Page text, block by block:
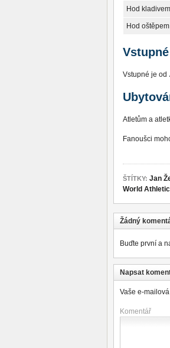
Hod kladivem
Hod oštěpem
Vstupné
Vstupné je od
Atletům a
Fanoušci
ŠTÍTKY: Jan
World
Žádný
Buďte první a
Napsat
Vaše e-
Komentář